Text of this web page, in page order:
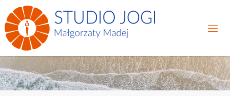
to
content